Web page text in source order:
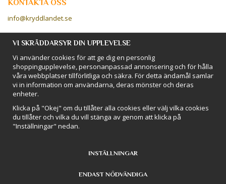
KONTAKTA OSS
info@kryddlandet.se
Följ oss på Facebook!
Följ oss på Instagram!
BETALSÄTT
Hos Kryddlandet handlar du tryggt & säkert - och betalar enkelt med
kort, Klarna eller swish!
VI SKRÄDDARSYR DIN UPPLEVELSE
Vi använder cookies för att ge dig en personlig
shoppingupplevelse, personanpassad annonsering och för hålla
våra webbplatser tillförlitliga och säkra. För detta ändamål samlar
vi in information om användarna, deras mönster och deras
enheter.
Klicka på "Okej" om du tillåter alla cookies eller välj vilka cookies
du tillåter och vilka du vill stänga av genom att klicka på
"Inställningar" nedan.
INSTÄLLNINGAR
ENDAST NÖDVÄNDIGA